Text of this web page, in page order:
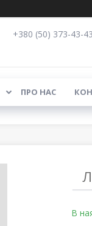
+380 (50) 373-43-43
ПРО НАС
В